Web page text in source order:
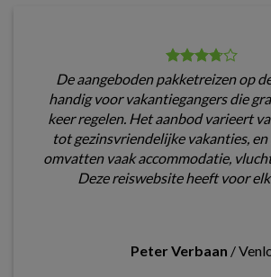
De aangeboden pakketreizen op
handig voor vakantiegangers die
keer regelen. Het aanbod varieert
tot gezinsvriendelijke vakanties,
omvatten vaak accommodatie,
Deze reiswebsite heeft voor
Peter Verbaan /